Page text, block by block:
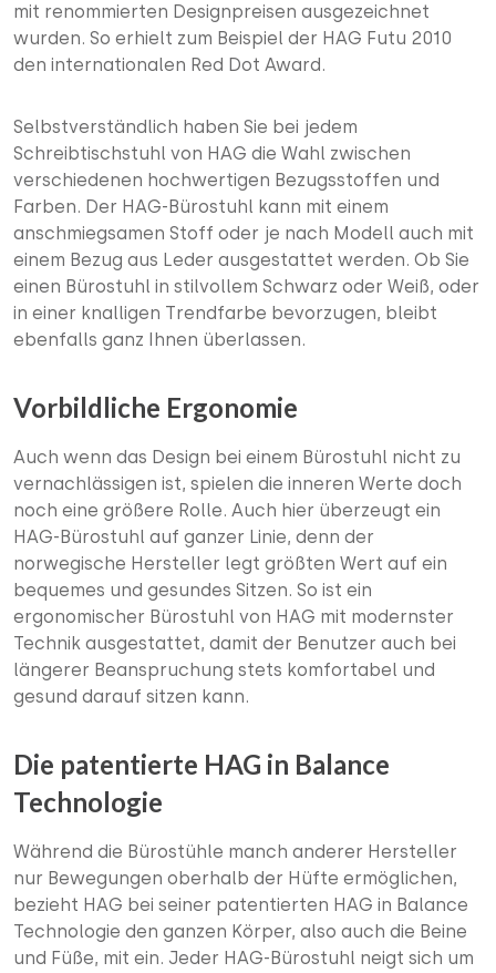
mit renommierten Designpreisen ausgezeichnet
wurden. So erhielt zum Beispiel der HAG Futu 2010
den internationalen Red Dot Award.
Selbstverständlich haben Sie bei jedem
Schreibtischstuhl von HAG die Wahl zwischen
verschiedenen hochwertigen Bezugsstoffen und
Farben. Der HAG-Bürostuhl kann mit einem
anschmiegsamen Stoff oder je nach Modell auch mit
einem Bezug aus Leder ausgestattet werden. Ob Sie
einen Bürostuhl in stilvollem Schwarz oder Weiß, oder
in einer knalligen Trendfarbe bevorzugen, bleibt
ebenfalls ganz Ihnen überlassen.
Vorbildliche Ergonomie
Auch wenn das Design bei einem Bürostuhl nicht zu
vernachlässigen ist, spielen die inneren Werte doch
noch eine größere Rolle. Auch hier überzeugt ein
HAG-Bürostuhl auf ganzer Linie, denn der
norwegische Hersteller legt größten Wert auf ein
bequemes und gesundes Sitzen. So ist ein
ergonomischer Bürostuhl von HAG mit modernster
Technik ausgestattet, damit der Benutzer auch bei
längerer Beanspruchung stets komfortabel und
gesund darauf sitzen kann.
Die patentierte HAG in Balance
Technologie
Während die Bürostühle manch anderer Hersteller
nur Bewegungen oberhalb der Hüfte ermöglichen,
bezieht HAG bei seiner patentierten HAG in Balance
Technologie den ganzen Körper, also auch die Beine
und Füße, mit ein. Jeder HAG-Bürostuhl neigt sich um